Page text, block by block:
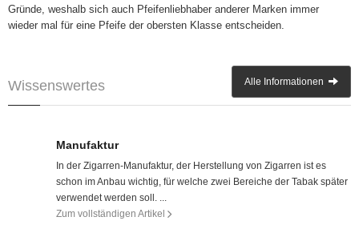
Gründe, weshalb sich auch Pfeifenliebhaber anderer Marken immer
wieder mal für eine Pfeife der obersten Klasse entscheiden.
Alle Informationen
Wissenswertes
Manufaktur
In der Zigarren-Manufaktur, der Herstellung von Zigarren ist es
schon im Anbau wichtig, für welche zwei Bereiche der Tabak später
verwendet werden soll. ...
Zum vollständigen Artikel